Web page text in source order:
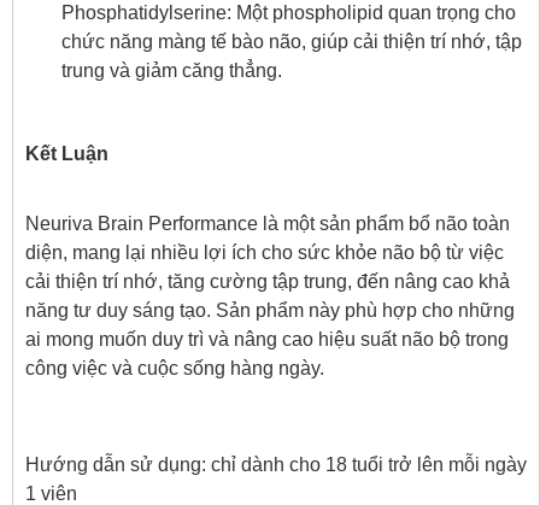
Phosphatidylserine: Một phospholipid quan trọng cho
chức năng màng tế bào não, giúp cải thiện trí nhớ, tập
trung và giảm căng thẳng.
Kết Luận
Neuriva Brain Performance là một sản phẩm bổ não toàn
diện, mang lại nhiều lợi ích cho sức khỏe não bộ từ việc
cải thiện trí nhớ, tăng cường tập trung, đến nâng cao khả
năng tư duy sáng tạo. Sản phẩm này phù hợp cho những
ai mong muốn duy trì và nâng cao hiệu suất não bộ trong
công việc và cuộc sống hàng ngày.
Hướng dẫn sử dụng: chỉ dành cho 18 tuổi trở lên mỗi ngày
1 viên